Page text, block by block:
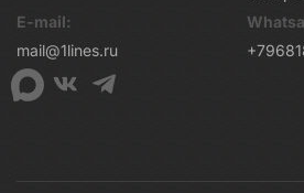
E-mail:
mail@1lines.ru